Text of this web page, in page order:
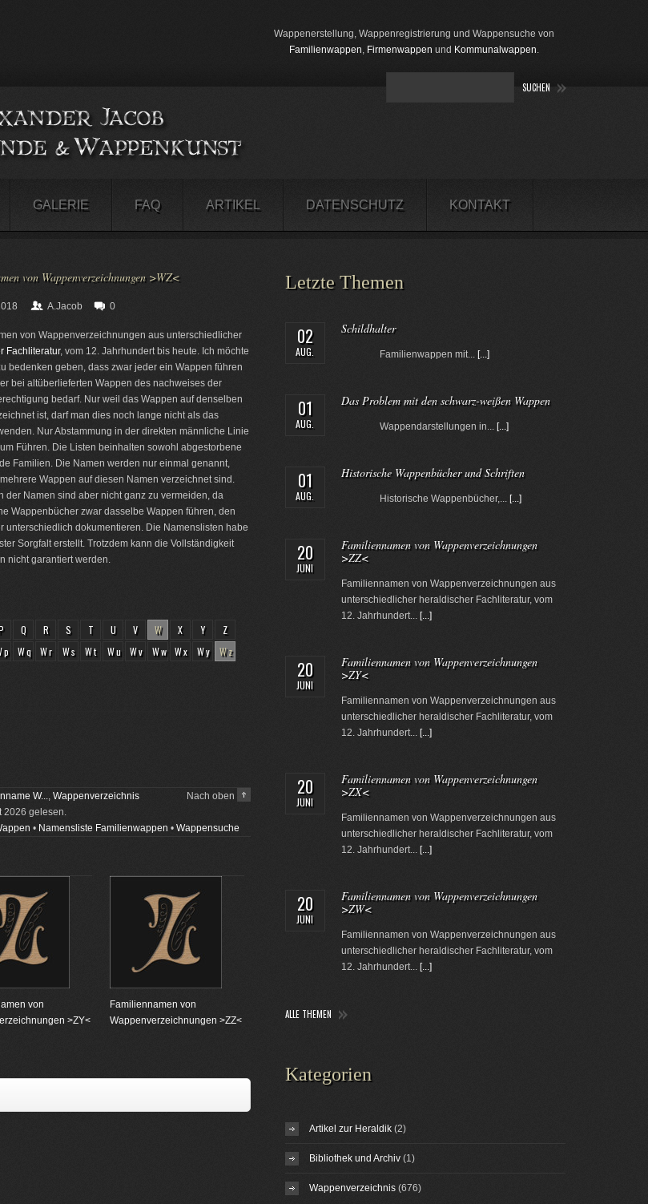
Wappenerstellung, Wappenregistrierung und Wappensuche von
Familienwappen, Firmenwappen und Kommunalwappen.
GALERIE FAQ ARTIKEL DATENSCHUTZ KONTAKT
von Wappenverzeichnungen >WZ<
A.Jacob 0
von Wappenverzeichnungen aus unterschiedlicher
Fachliteratur, vom 12. Jahrhundert bis heute. Ich möchte
bedenken geben, dass zwar jeder ein Wappen führen
bei altüberlieferten Wappen des nachweises der
bedarf. Nur weil das Wappen auf denselben
ist, darf man dies noch lange nicht als das
Nur Abstammung in der direkten männliche Linie
Führen. Die Listen beinhalten sowohl abgestorbene
Familien. Die Namen werden nur einmal genannt,
Wappen auf diesen Namen verzeichnet sind.
der Namen sind aber nicht ganz zu vermeiden, da
Wappenbücher zwar dasselbe Wappen führen, den
unterschiedlich dokumentieren. Die Namenslisten habe
Sorgfalt erstellt. Trotzdem kann die Vollständigkeit
nicht garantiert werden.
Q R S T U V W X Y
Z
Wq Wr Ws Wt Wu Wv Ww Wx Wy Wz
Nach oben
W..., Wappenverzeichnis
2026 gelesen.
• Namensliste Familienwappen • Wappensuche
von
>ZY<
Familiennamen von
Wappenverzeichnungen >ZZ<
Letzte Themen
02
AUG.
Schildhalter
Familienwappen mit... [...]
01
AUG.
Das Problem mit den schwarz-weißen Wappen
Wappendarstellungen in... [...]
01
AUG.
Historische Wappenbücher und Schriften
Historische Wappenbücher,... [...]
20
JUNI
Familiennamen von Wappenverzeichnungen
>ZZ<
Familiennamen von Wappenverzeichnungen aus
unterschiedlicher heraldischer Fachliteratur, vom
12. Jahrhundert... [...]
20
JUNI
Familiennamen von Wappenverzeichnungen
>ZY<
Familiennamen von Wappenverzeichnungen aus
unterschiedlicher heraldischer Fachliteratur, vom
12. Jahrhundert... [...]
20
JUNI
Familiennamen von Wappenverzeichnungen
>ZX<
Familiennamen von Wappenverzeichnungen aus
unterschiedlicher heraldischer Fachliteratur, vom
12. Jahrhundert... [...]
20
JUNI
Familiennamen von Wappenverzeichnungen
>ZW<
Familiennamen von Wappenverzeichnungen aus
unterschiedlicher heraldischer Fachliteratur, vom
12. Jahrhundert... [...]
ALLE THEMEN
Kategorien
Artikel zur Heraldik(2)
Bibliothek und Archiv(1)
Wappenverzeichnis(676)